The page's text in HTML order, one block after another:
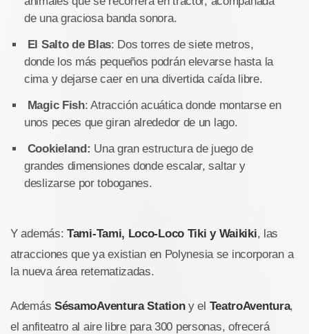
de una graciosa banda sonora.
El Salto de Blas: Dos torres de siete metros,
donde los más pequeños podrán elevarse hasta la
cima y dejarse caer en una divertida caída libre.
Magic Fish: Atracción acuática donde montarse en
unos peces que giran alrededor de un lago.
Cookieland: Una gran estructura de juego de
grandes dimensiones donde escalar, saltar y
deslizarse por toboganes.
Y además: Tami-Tami, Loco-Loco Tiki y Waikiki, las
atracciones que ya existian en Polynesia se incorporan a
la nueva área retematizadas.
Además SésamoAventura Stationy el TeatroAventura,
el anfiteatro al aire libre para 300 personas, ofrecerá